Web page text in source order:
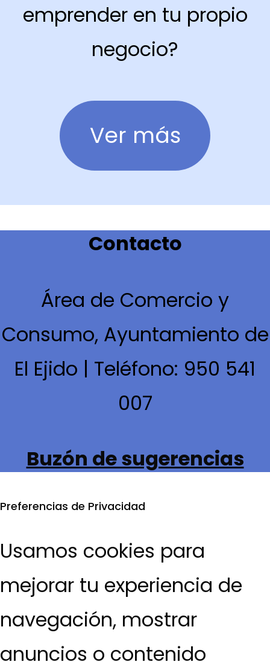
emprender en tu propio
negocio?
Ver más
Contacto
Área de Comercio y
Consumo, Ayuntamiento de
El Ejido | Teléfono: 950 541
007
Buzón de sugerencias
Preferencias de Privacidad
Usamos cookies para
mejorar tu experiencia de
navegación, mostrar
anuncios o contenido